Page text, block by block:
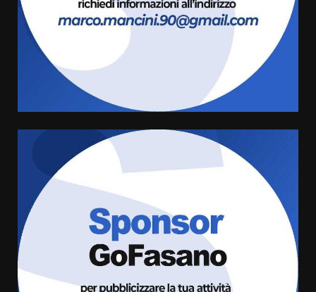
Carta d’identità: continua il piano
di aperture straordinarie del
Comune di Fasano
cittadina di Fratelli d’Italia,
pronta a tornare in Consiglio
comunale
6 Agosto 2026 08:00
Cura dei beni comuni e
cittadinanza attiva: online
l’avviso per la gestione
condivisa della Villetta di
Laureto